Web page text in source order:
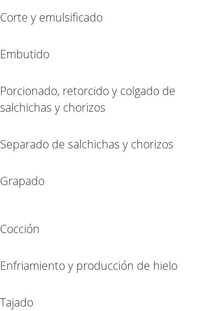
Corte y emulsificado
Embutido
Porcionado, retorcido y colgado de
salchichas y chorizos
Separado de salchichas y chorizos
Grapado
Cocción
Enfriamiento y producción de hielo
Tajado